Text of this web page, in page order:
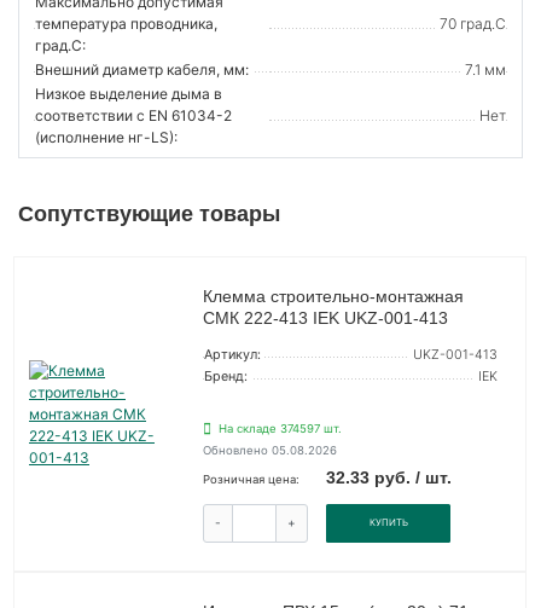
температура проводника,
град.C:
70 град.C
Внешний диаметр кабеля, мм:
7.1 мм
Низкое выделение дыма в
соответствии с EN 61034-2
(исполнение нг-LS):
Нет
Сопутствующие товары
Клемма строительно-монтажная
СМК 222-413 IEK UKZ-001-413
Артикул:
UKZ-001-413
Бренд:
IEK
На складе 374597 шт.
Обновлено 05.08.2026
Розничная цена: 32.33 руб. / шт.
- + КУПИТЬ